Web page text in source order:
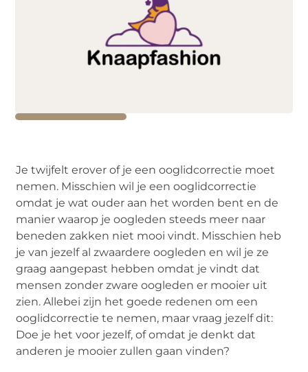
Je twijfelt erover of je een ooglidcorrectie moet
nemen. Misschien wil je een ooglidcorrectie
omdat je wat ouder aan het worden bent en de
manier waarop je oogleden steeds meer naar
beneden zakken niet mooi vindt. Misschien heb
je van jezelf al zwaardere oogleden en wil je ze
graag aangepast hebben omdat je vindt dat
mensen zonder zware oogleden er mooier uit
zien. Allebei zijn het goede redenen om een
ooglidcorrectie te nemen, maar vraag jezelf dit:
Doe je het voor jezelf, of omdat je denkt dat
anderen je mooier zullen gaan vinden?